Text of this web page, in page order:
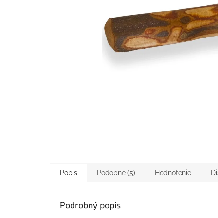
Popis Podobné (5) Hodnotenie
Podrobný popis